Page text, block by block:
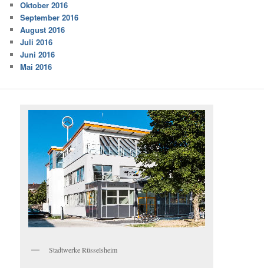
Oktober 2016
September 2016
August 2016
Juli 2016
Juni 2016
Mai 2016
Stadtwerke Rüsselsheim